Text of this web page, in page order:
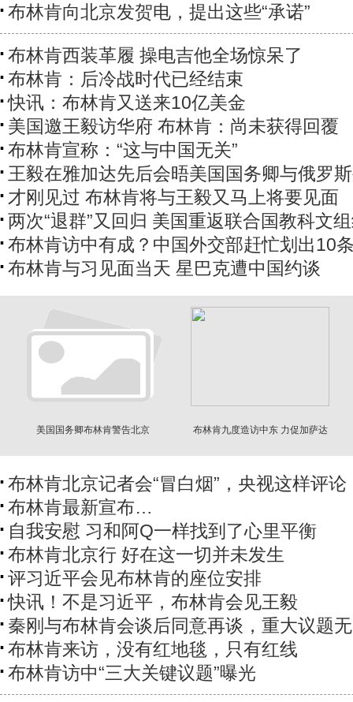
布林肯向北京发贺电，提出这些“承诺”
布林肯西装革履 操电吉他全场惊呆了
布林肯：后冷战时代已经结束
快讯：布林肯又送来10亿美金
美国邀王毅访华府 布林肯：尚未获得回覆
布林肯宣称：“这与中国无关”
王毅在雅加达先后会晤美国国务卿与俄罗
才刚见过 布林肯将与王毅又马上将要见面
两次“退群”又回归 美国重返联合国教科文
布林肯访中有成？中国外交部赶忙划出10
布林肯与习见面当天 星巴克遭中国约谈
美国国务卿布林肯警告北京
布林肯九度造访中东 力促加萨达
布林肯北京记者会“冒白烟”，央视这样评论
布林肯最新宣布…
自我安慰 习和阿Q一样找到了心里平衡
布林肯北京行 好在这一切并未发生
评习近平会见布林肯的座位安排
快讯！不是习近平，布林肯会见王毅
秦刚与布林肯会谈后同意再谈，重大议题
布林肯来访，没有红地毯，只有红线
布林肯访中“三大关键议题”曝光